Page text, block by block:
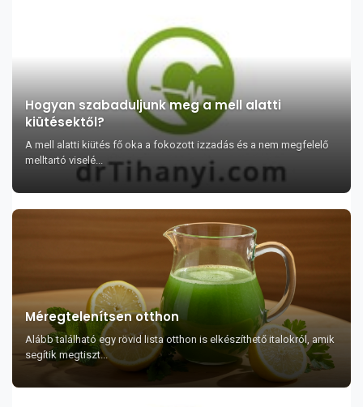
Hogyan szabaduljunk meg a mell alatti
kiütésektől?
A mell alatti kiütés fő oka a fokozott izzadás és a nem megfelelő
melltartó viselé...
Méregtelenítsen otthon
Alább található egy rövid lista otthon is elkészíthető italokról, amik
segítik megtiszt...